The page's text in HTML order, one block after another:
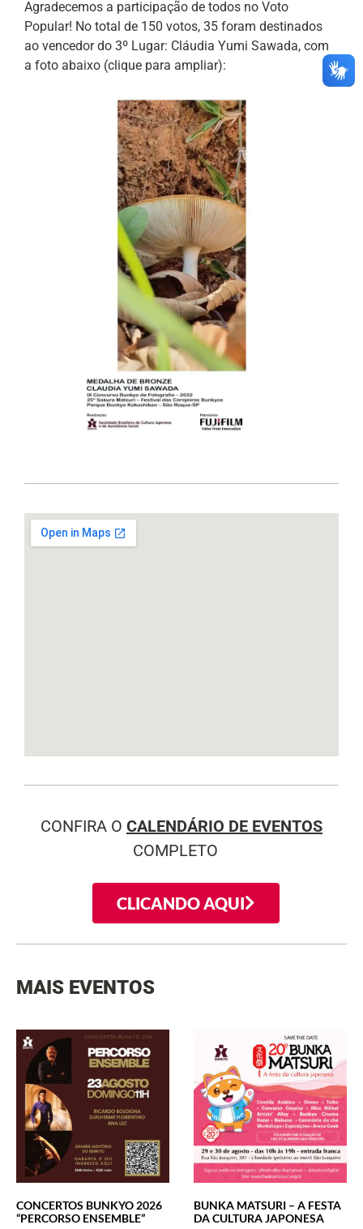
Agradecemos a participação de todos no Voto
Popular! No total de 150 votos, 35 foram destinados
ao vencedor do 3º Lugar: Cláudia Yumi Sawada, com
a foto abaixo (clique para ampliar):
CONFIRA O CALENDÁRIO DE EVENTOS
COMPLETO
CLICANDO AQUI
MAIS EVENTOS
CONCERTOS BUNKYO 2026
“PERCORSO ENSEMBLE”
BUNKA MATSURI – A FESTA
DA CULTURA JAPONESA